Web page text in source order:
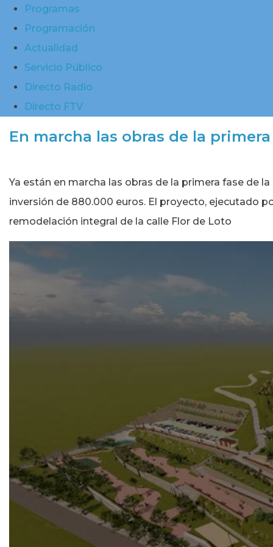
Programas
Programación
Actualidad
Servicio Público
Directo Radio
Directo FTV
En marcha las obras de la
Ya están en marcha las obras de la primera fase de
inversión de 880.000 euros. El proyecto, ejecutado
remodelación integral de la calle Flor de Loto